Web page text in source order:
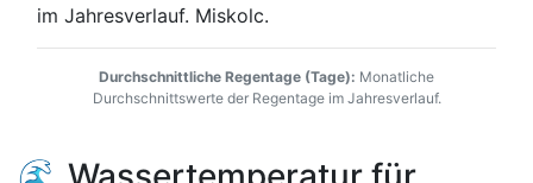
Durchschnittliche Regentage (Tage): Monatliche
Durchschnittswerte der Regentage im Jahresverlauf.